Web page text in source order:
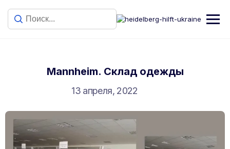
Mannheim. Склад одежды
13 апреля, 2022